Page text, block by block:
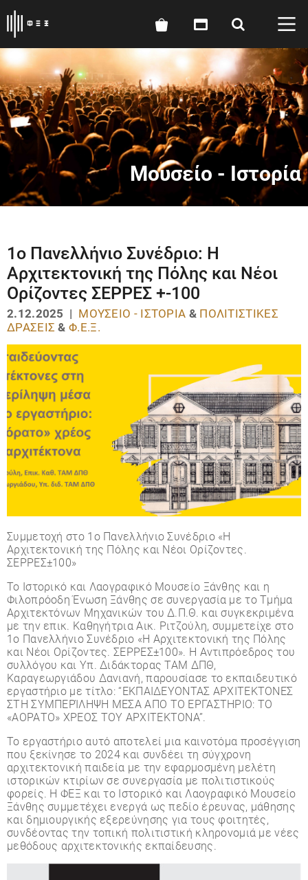
Μουσείο - Ιστορία
1ο Πανελλήνιο Συνέδριο: Η
Αρχιτεκτονική της Πόλης και Νέοι
Ορίζοντες ΣΕΡΡΕΣ +-100
2.12.2025 | ΜΟΥΣΕΊΟ - ΙΣΤΟΡΊΑ & ΠΟΛΙΤΙΣΤΙΚΈΣ
ΔΡΆΣΕΙΣ &Φ.Ε.Ξ.
Συμμετοχή στο 1ο Πανελλήνιο Συνέδριο «Η
Αρχιτεκτονική της Πόλης και Νέοι Ορίζοντες.
ΣΕΡΡΕΣ±100»
Το Ιστορικό και Λαογραφικό Μουσείο Ξάνθης και η
Φιλοπρόοδη Ένωση Ξάνθης σε συνεργασία με το Τμήμα
Αρχιτεκτόνων Μηχανικών του Δ.Π.Θ. και συγκεκριμένα
με την επικ. Καθηγήτρια Αικ. Ριτζούλη, συμμετείχε στο
1ο Πανελλήνιο Συνέδριο «Η Αρχιτεκτονική της Πόλης
και Νέοι Ορίζοντες. ΣΕΡΡΕΣ±100». Η Αντιπρόεδρος του
συλλόγου και Υπ. Διδάκτορας ΤΑΜ ΔΠΘ,
Καραγεωργιάδου Δανιανή, παρουσίασε το εκπαιδευτικό
εργαστήριο με τίτλο: “ΕΚΠΑΙΔΕΥΟΝΤΑΣ ΑΡΧΙΤΕΚΤΟΝΕΣ
ΣΤΗ ΣΥΜΠΕΡΊΛΗΨΗ ΜΕΣΑ ΑΠΟ ΤΟ ΕΡΓΑΣΤΗΡΙΟ: ΤΟ
«ΑΟΡΑΤΟ» ΧΡΕΟΣ ΤΟΥ ΑΡΧΙΤΕΚΤΟΝΑ”.
Το εργαστήριο αυτό αποτελεί μια καινοτόμα προσέγγιση
που ξεκίνησε το 2024 και συνδέει τη σύγχρονη
αρχιτεκτονική παιδεία με την εφαρμοσμένη μελέτη
ιστορικών κτιρίων σε συνεργασία με πολιτιστικούς
φορείς. Η ΦΕΞ και το Ιστορικό και Λαογραφικό Μουσείο
Ξάνθης συμμετέχει ενεργά ως πεδίο έρευνας, μάθησης
και δημιουργικής εξερεύνησης για τους φοιτητές,
συνδέοντας την τοπική πολιτιστική κληρονομιά με νέες
μεθόδους αρχιτεκτονικής εκπαίδευσης.